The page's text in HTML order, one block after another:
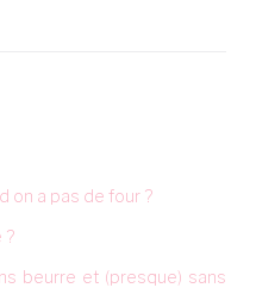
on a pas de four ?
?
beurre et (presque) sans